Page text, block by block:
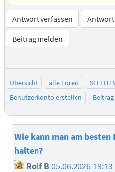
Antwort verfassen
Antwort
Beitrag melden
Übersicht alle Foren
Benutzerkonto erstellen
Wie kann man am
halten?
Rolf B05.06.2026 19:13